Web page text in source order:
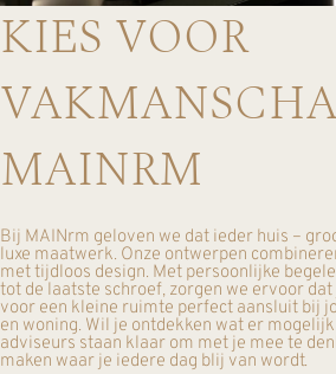
KIES VOOR
MAINRM
Bij MAINrm geloven we dat ieder huis –
luxe maatwerk. Onze ontwerpen
met tijdloos design. Met persoonlijke
tot de laatste schroef, zorgen we ervoor
voor een kleine ruimte perfect aansluit bij
en woning. Wil je ontdekken wat er
adviseurs staan klaar om met je mee te
maken waar je iedere dag blij van wordt.